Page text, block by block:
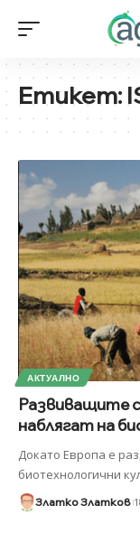
Етикет:
АКТУАЛНО
Развиващите
наблягат на
Докато Европа е
биотехнологични
Златко Златков